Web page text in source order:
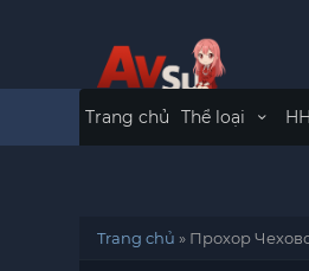
Trang chủ Thể loại
Trang chủ » Прохор